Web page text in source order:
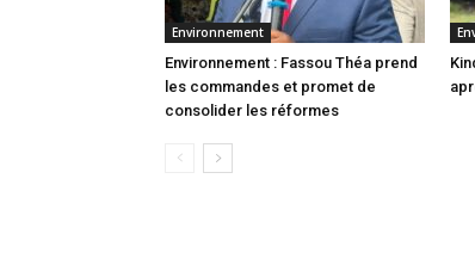
Environnement
Environnement : Fassou Théa prend
les commandes et promet de
consolider les réformes